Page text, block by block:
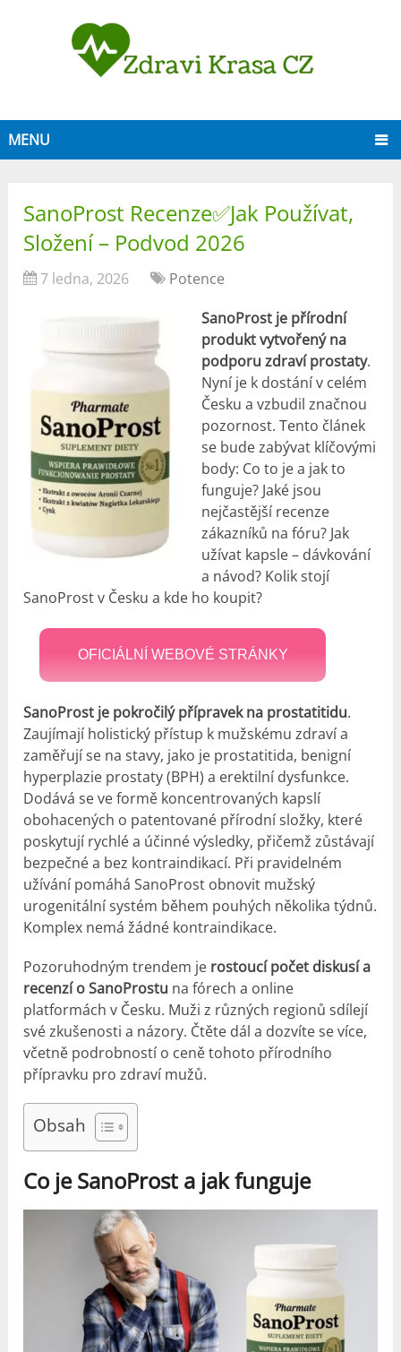
MENU
SanoProst Recenze✅Jak Používat,
Složení – Podvod 2026
7 ledna, 2026
Potence
SanoProst je přírodní
produkt vytvořený na
podporu zdraví prostaty.
Nyní je k dostání v celém
Česku a vzbudil značnou
pozornost. Tento článek
se bude zabývat klíčovými
body: Co to je a jak to
funguje? Jaké jsou
nejčastější recenze
zákazníků na fóru? Jak
užívat kapsle – dávkování
a návod? Kolik stojí
SanoProst v Česku a kde ho koupit?
OFICIÁLNÍ WEBOVÉ STRÁNKY
SanoProst je pokročilý přípravek na prostatitidu.
Zaujímají holistický přístup k mužskému zdraví a
zaměřují se na stavy, jako je prostatitida, benigní
hyperplazie prostaty (BPH) a erektilní dysfunkce.
Dodává se ve formě koncentrovaných kapslí
obohacených o patentované přírodní složky, které
poskytují rychlé a účinné výsledky, přičemž zůstávají
bezpečné a bez kontraindikací. Při pravidelném
užívání pomáhá SanoProst obnovit mužský
urogenitální systém během pouhých několika týdnů.
Komplex nemá žádné kontraindikace.
Pozoruhodným trendem je rostoucí počet diskusí a
recenzí o SanoProstu na fórech a online
platformách v Česku. Muži z různých regionů sdílejí
své zkušenosti a názory. Čtěte dál a dozvíte se více,
včetně podrobností o ceně tohoto přírodního
přípravku pro zdraví mužů.
Obsah
Co je SanoProst a jak funguje